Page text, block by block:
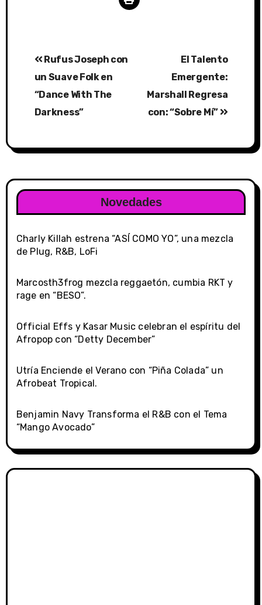
navigation
Rufus Joseph con
un Suave Folk en
“Dance With The
Darkness”
El Talento
Emergente:
Marshall Regresa
con: “Sobre Mí”
Novedades
Charly Killah estrena “ASÍ COMO YO”, una mezcla
de Plug, R&B, LoFi
Marcosth3frog mezcla reggaetón, cumbia RKT y
rage en “BESO”.
Official Effs y Kasar Music celebran el espíritu del
Afropop con “Detty December”
Utría Enciende el Verano con “Piña Colada” un
Afrobeat Tropical.
Benjamin Navy Transforma el R&B con el Tema
“Mango Avocado”